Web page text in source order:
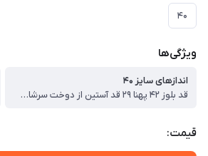
۴۰
ویژگی‌ها
اندازهای سایز ۴۰
قد بلوز ۴۲ پهنا ۲۹ قد آستین از دوخت سرشانه ۳۹ سانت
قیمت: